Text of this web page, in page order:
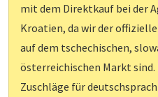
mit dem Direktkauf bei der
Kroatien, da wir der
auf dem tschechischen,
österreichischen Markt
Zuschläge für